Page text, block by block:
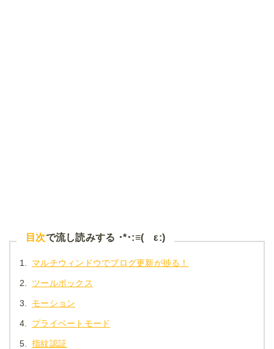
目次で流し読みする ･*･:≡( ε:)
1. マルチウィンドウでブログ更新が捗る！
2. ツールボックス
3. モーション
4. プライベートモード
5. 指紋認証